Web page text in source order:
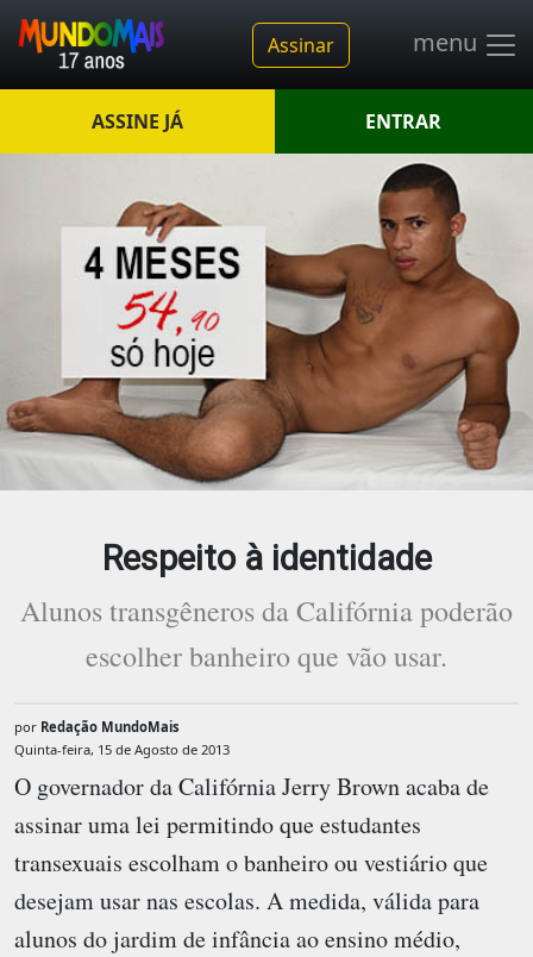
Assinar menu
ASSINE JÁ ENTRAR
Respeito à identidade
Alunos transgêneros da Califórnia poderão
escolher banheiro que vão usar.
por Redação MundoMais
Quinta-feira, 15 de Agosto de 2013
O governador da Califórnia Jerry Brown acaba de
assinar uma lei permitindo que estudantes
transexuais escolham o banheiro ou vestiário que
desejam usar nas escolas. A medida, válida para
alunos do jardim de infância ao ensino médio,